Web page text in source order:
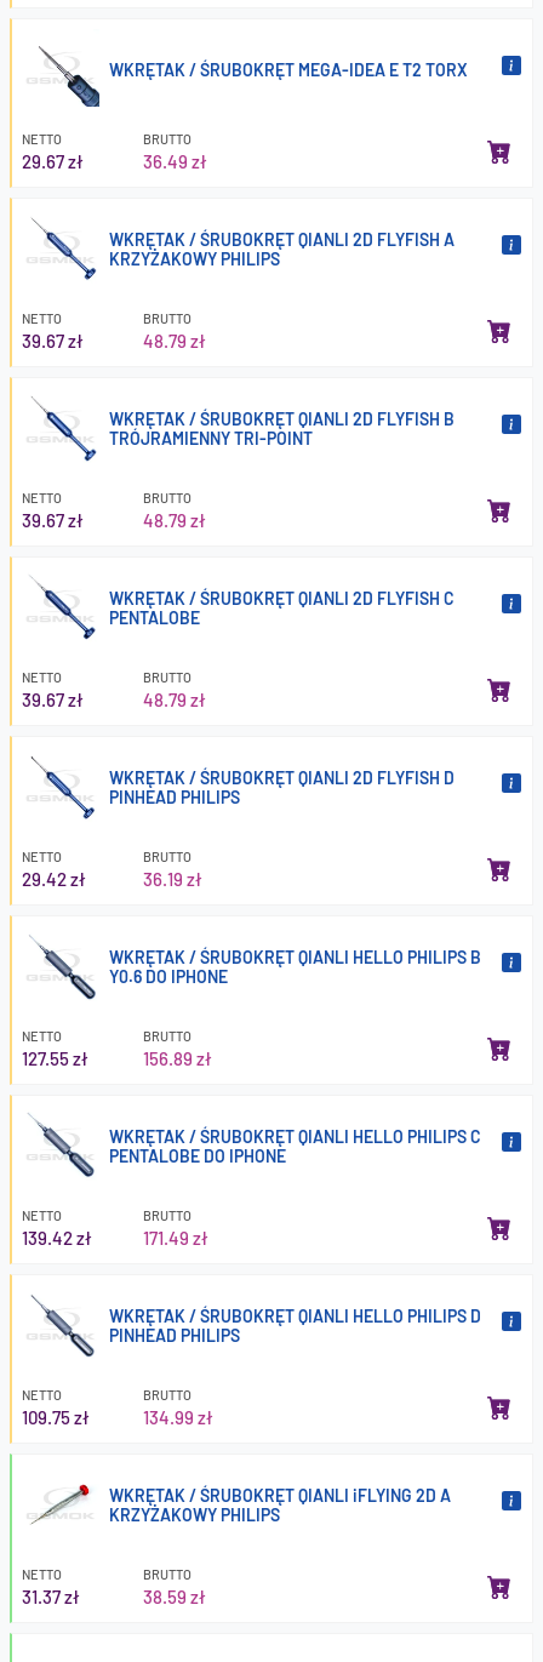
WKRĘTAK / ŚRUBOKRĘT MEGA-IDEA E T2 TORX
NETTO
29.67 zł
BRUTTO
36.49 zł
WKRĘTAK / ŚRUBOKRĘT QIANLI 2D FLYFISH A
KRZYŻAKOWY PHILIPS
NETTO
39.67 zł
BRUTTO
48.79 zł
WKRĘTAK / ŚRUBOKRĘT QIANLI 2D FLYFISH B
TRÓJRAMIENNY TRI-POINT
NETTO
39.67 zł
BRUTTO
48.79 zł
WKRĘTAK / ŚRUBOKRĘT QIANLI 2D FLYFISH C
PENTALOBE
NETTO
39.67 zł
BRUTTO
48.79 zł
WKRĘTAK / ŚRUBOKRĘT QIANLI 2D FLYFISH D
PINHEAD PHILIPS
NETTO
29.42 zł
BRUTTO
36.19 zł
WKRĘTAK / ŚRUBOKRĘT QIANLI HELLO PHILIPS B
Y0.6 DO IPHONE
NETTO
127.55 zł
BRUTTO
156.89 zł
WKRĘTAK / ŚRUBOKRĘT QIANLI HELLO PHILIPS C
PENTALOBE DO IPHONE
NETTO
139.42 zł
BRUTTO
171.49 zł
WKRĘTAK / ŚRUBOKRĘT QIANLI HELLO PHILIPS D
PINHEAD PHILIPS
NETTO
109.75 zł
BRUTTO
134.99 zł
WKRĘTAK / ŚRUBOKRĘT QIANLI iFLYING 2D A
KRZYŻAKOWY PHILIPS
NETTO
31.37 zł
BRUTTO
38.59 zł